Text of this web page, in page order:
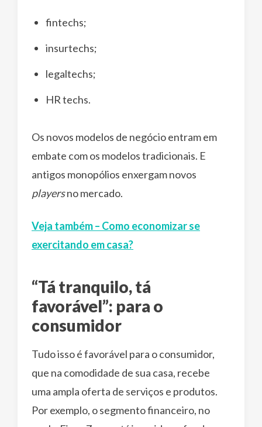
fintechs;
insurtechs;
legaltechs;
HR techs.
Os novos modelos de negócio entram em
embate com os modelos tradicionais. E
antigos monopólios enxergam novos
playersno mercado.
Veja também – Como economizar se
exercitando em casa?
“Tá tranquilo, tá
favorável”: para o
consumidor
Tudo isso é favorável para o consumidor,
que na comodidade de sua casa, recebe
uma ampla oferta de serviços e produtos.
Por exemplo, o segmento financeiro, no